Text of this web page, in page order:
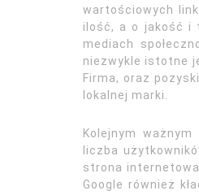
wartościowych
ilość, a o jakość i
mediach
niezwykle istotne
Firma, oraz
lokalnej marki.
Kolejnym
liczba
strona
Google również